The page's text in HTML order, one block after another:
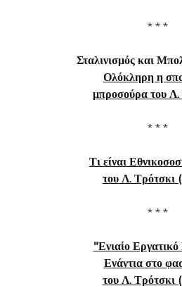
* * *
Σταλινισμός και
Ολόκληρη η
μπροσούρα του Λ.
* * *
Τι είναι
του Λ. Τρότσκι
* * *
"Ενιαίο
Ενάντια στο
του Λ. Τρότσκι